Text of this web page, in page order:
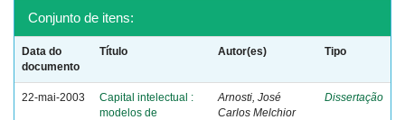
Conjunto de itens:
Data do
documento
Título Autor(es) Tipo
22-mai-2003
Capital intelectual :
modelos de
Arnosti, José
Carlos Melchior
Dissertação